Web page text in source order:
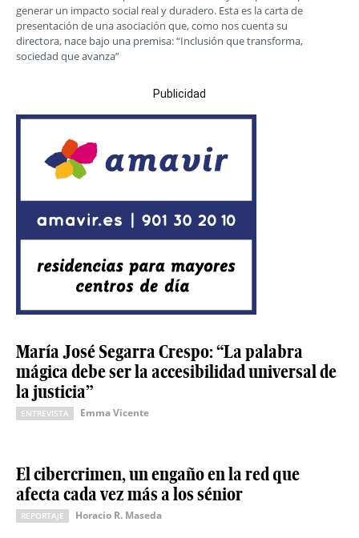
generar un impacto social real y duradero. Esta es la carta de
presentación de una asociación que, como nos cuenta su
directora, nace bajo una premisa: “Inclusión que transforma,
sociedad que avanza”
Publicidad
María José Segarra Crespo: “La palabra
mágica debe ser la accesibilidad universal de
la justicia”
ENTREVISTA Emma Vicente
El cibercrimen, un engaño en la red que
afecta cada vez más a los sénior
REPORTAJE Horacio R. Maseda